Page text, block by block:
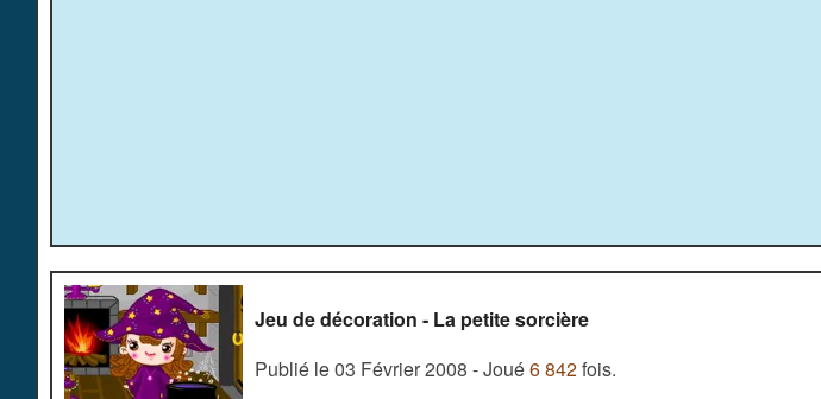
Jeu de décoration - La petite sorcière
Publié le 03 Février 2008 - Joué6 842fois.